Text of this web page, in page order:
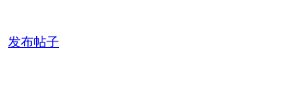
发布帖子